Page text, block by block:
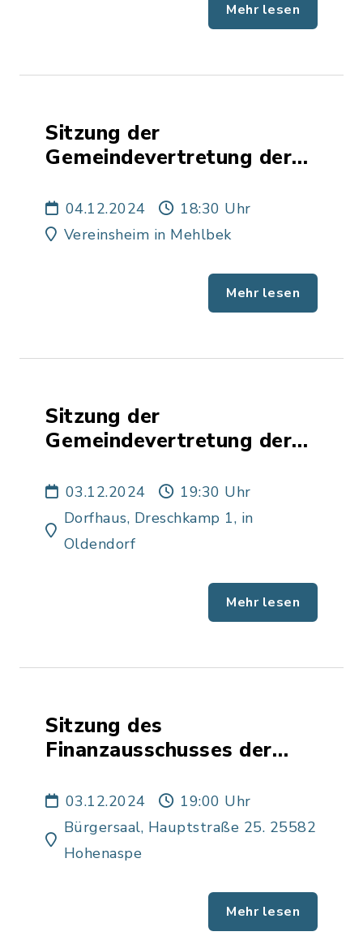
Mehr lesen
Sitzung der
Gemeindevertretung der
04.12.2024
18:30 Uhr
Vereinsheim in Mehlbek
Mehr lesen
Sitzung der
Gemeindevertretung der
03.12.2024
19:30 Uhr
Dorfhaus, Dreschkamp 1, in
Oldendorf
Mehr lesen
Sitzung des
Finanzausschusses der
03.12.2024
19:00 Uhr
Bürgersaal, Hauptstraße 25. 25582
Hohenaspe
Mehr lesen